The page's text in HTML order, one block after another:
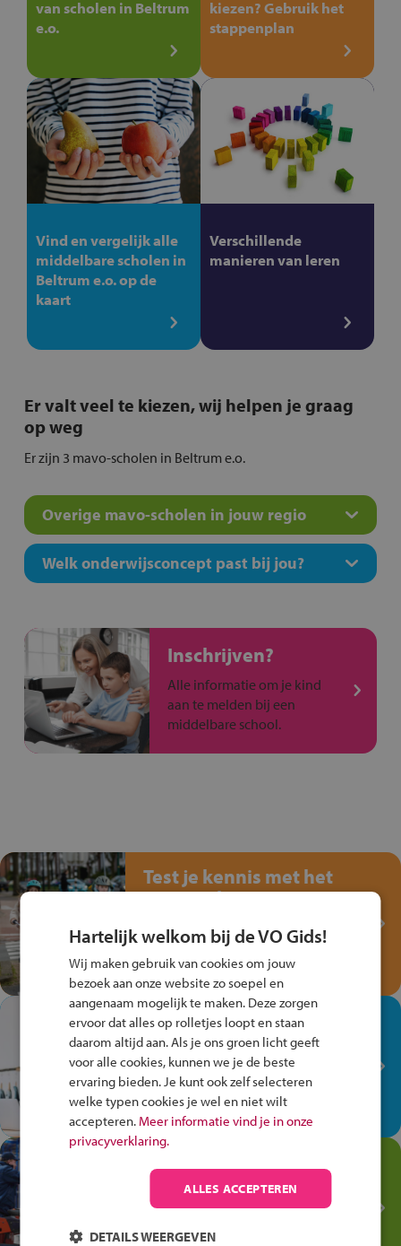
van scholen in Beltrum
e.o.
kiezen? Gebruik het
stappenplan
Vind en vergelijk alle
middelbare scholen in
Beltrum e.o. op de
kaart
Verschillende
manieren van leren
Er valt veel te kiezen, wij helpen je graag
op weg
Er zijn 3 mavo-scholen in Beltrum e.o.
Overige mavo-scholen in jouw regio
Welk onderwijsconcept past bij jou?
Inschrijven?
Alle informatie om je kind
aan te melden bij een
middelbare school.
Test je kennis met het
Fiets Veilig
Speel het Fiets Veilig Verkeersspel
en win een Cortina-fiets!
In de winkel ben je op je
plek!
Ontdek via het vmbo jouw talent
op de winkelvloer, waar elke dag
anders is!
Transport en Logistiek
Kies voor vmbo Transport en
logistiek: daar kun je mee
Hartelijk welkom bij de VO Gids!
Wij maken gebruik van cookies om jouw
bezoek aan onze website zo soepel en
aangenaam mogelijk te maken. Deze zorgen
ervoor dat alles op rolletjes loopt en staan
daarom altijd aan. Als je ons groen licht geeft
voor alle cookies, kunnen we je de beste
ervaring bieden. Je kunt ook zelf selecteren
welke typen cookies je wel en niet wilt
accepteren. Meer informatie vind je in onze
privacyverklaring.
ALLES ACCEPTEREN
DETAILS WEERGEVEN